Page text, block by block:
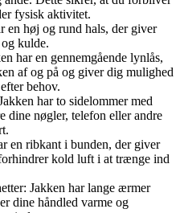
fysisk aktivitet.
en høj og rund hals, der giver
kulde.
har en gennemgående lynlås,
af og på og giver dig mulighed
behov.
har to sidelommer med
dine nøgler, telefon eller andre
en ribkant i bunden, der giver
kold luft i at trænge ind
Jakken har lange ærmer
dine håndled varme og